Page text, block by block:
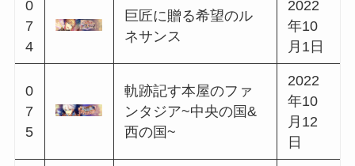
3
4日
0
6
4
2022
年4月
18日
0
6
5
硝煙に捧ぐ宴のテゾ
2022
年4月
30日